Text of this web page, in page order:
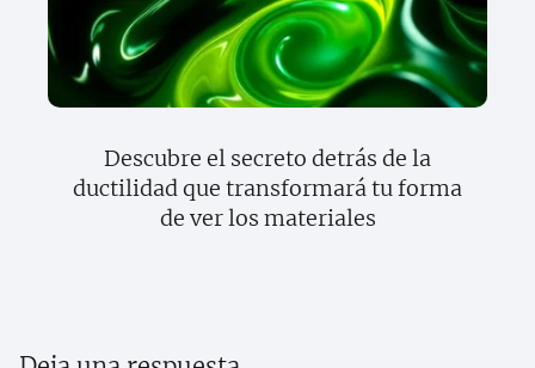
Descubre el secreto detrás de la
ductilidad que transformará tu forma
de ver los materiales